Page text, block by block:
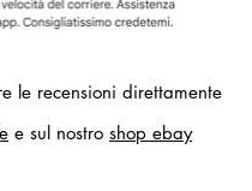
le recensioni direttamente
e sul nostro shop ebay